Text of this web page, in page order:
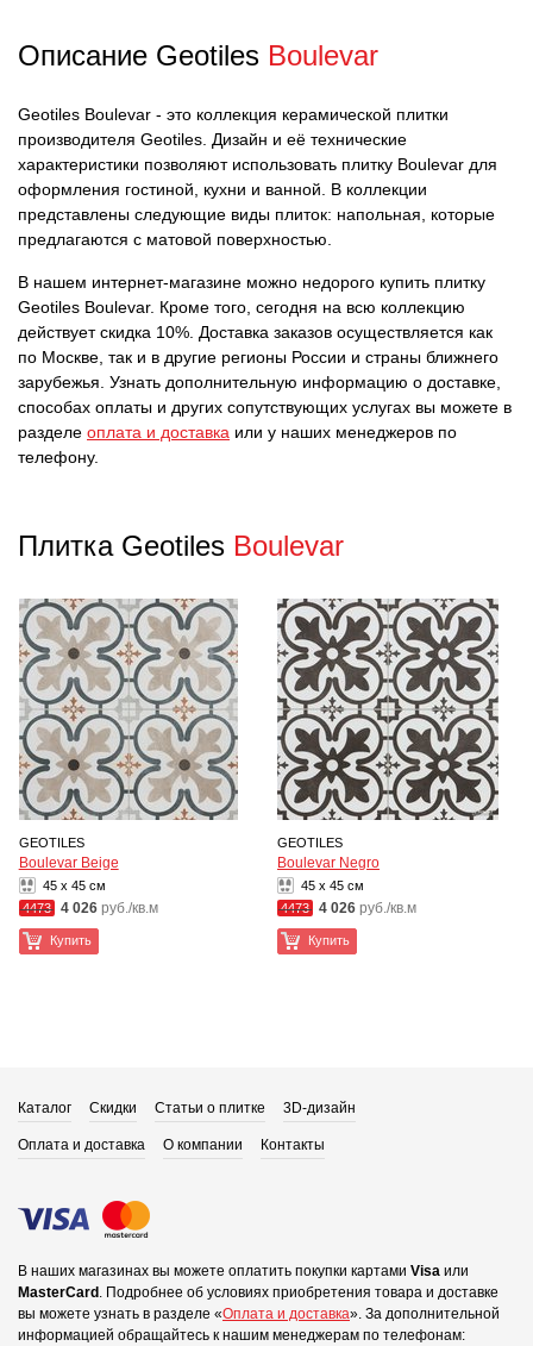
Описание Geotiles Boulevar
Geotiles Boulevar - это коллекция керамической плитки
производителя Geotiles. Дизайн и её технические
характеристики позволяют использовать плитку Boulevar для
оформления гостиной, кухни и ванной. В коллекции
представлены следующие виды плиток: напольная, которые
предлагаются с матовой поверхностью.
В нашем интернет-магазине можно недорого купить плитку
Geotiles Boulevar. Кроме того, сегодня на всю коллекцию
действует скидка 10%. Доставка заказов осуществляется как
по Москве, так и в другие регионы России и страны ближнего
зарубежья. Узнать дополнительную информацию о доставке,
способах оплаты и других сопутствующих услугах вы можете в
разделе оплата и доставка или у наших менеджеров по
телефону.
Плитка Geotiles Boulevar
GEOTILES
Boulevar Beige
45 x 45 см
4473 4 026 руб./кв.м
Купить
GEOTILES
Boulevar Negro
45 x 45 см
4473 4 026 руб./кв.м
Купить
Каталог Скидки Статьи о плитке 3D-дизайн
Оплата и доставка О компании Контакты
В наших магазинах вы можете оплатить покупки картами Visa или
MasterCard . Подробнее об условиях приобретения товара и доставке
вы можете узнать в разделе «Оплата и доставка». За дополнительной
информацией обращайтесь к нашим менеджерам по телефонам: